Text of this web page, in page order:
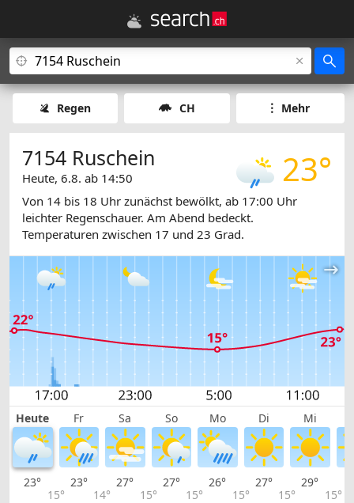
Regen CH Mehr
23°
7154 Ruschein
Heute, 6.8. ab 14:50
Von 14 bis 18 Uhr zunächst bewölkt, ab 17:00 Uhr
leichter Regenschauer. Am Abend bedeckt.
Temperaturen zwischen 17 und 23 Grad.
Heute Fr Sa So Mo Di Mi
23°
15°
23°
14°
27°
15°
27°
15°
26°
15°
27°
15°
29°
15°